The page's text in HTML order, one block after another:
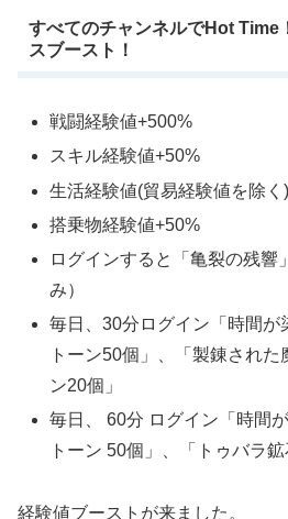
すべてのチャンネルでHot Time
スブースト！
戦闘経験値+500%
スキル経験値+50%
生活経験値(貿易経験値を除く
搭乗物経験値+50%
ログインすると「亀裂の残響
み）
毎日、30分ログイン「時間が
トーン50個」、「製錬され
ン20個」
毎日、 60分 ログイン「時間
トーン 50個」、「トゥバラ鉱
経験値ブーストが来ました。